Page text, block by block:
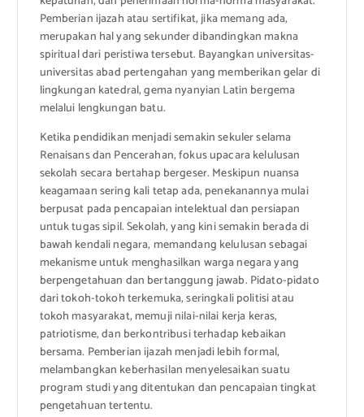
Pemberian ijazah atau sertifikat, jika memang ada,
merupakan hal yang sekunder dibandingkan makna
spiritual dari peristiwa tersebut. Bayangkan universitas-
universitas abad pertengahan yang memberikan gelar di
lingkungan katedral, gema nyanyian Latin bergema
melalui lengkungan batu.
Ketika pendidikan menjadi semakin sekuler selama
Renaisans dan Pencerahan, fokus upacara kelulusan
sekolah secara bertahap bergeser. Meskipun nuansa
keagamaan sering kali tetap ada, penekanannya mulai
berpusat pada pencapaian intelektual dan persiapan
untuk tugas sipil. Sekolah, yang kini semakin berada di
bawah kendali negara, memandang kelulusan sebagai
mekanisme untuk menghasilkan warga negara yang
berpengetahuan dan bertanggung jawab. Pidato-pidato
dari tokoh-tokoh terkemuka, seringkali politisi atau
tokoh masyarakat, memuji nilai-nilai kerja keras,
patriotisme, dan berkontribusi terhadap kebaikan
bersama. Pemberian ijazah menjadi lebih formal,
melambangkan keberhasilan menyelesaikan suatu
program studi yang ditentukan dan pencapaian tingkat
pengetahuan tertentu.